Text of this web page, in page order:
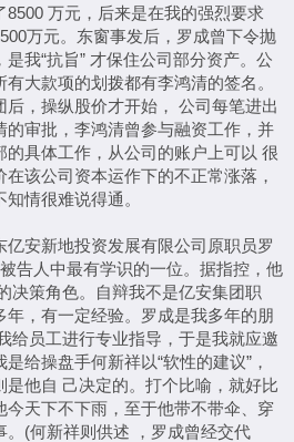
8500 万元，后来是在我的强烈要求
万元。东窗事发后，罗成曾下令抛
我“抗旨” 才保住公司部分资产。公
大款项的划拨都有李鸿清的签名。
后，操纵股价才开始， 公司每笔进出
的审批，李鸿清曾参与融资工作，并
的具体工作，从公司的账户上可以 很
该公司资本运作下的不正常涨落，
情很难说得通。
安新地投资发展有限公司原职员罗
告人中最有学识的一位。据指控，他
决策角色。自辩我不是亿安集团职
年，有一定经验。罗成是我多年的朋
给员工进行专业指导，于是我就应邀
给操盘手何新祥以“软性的建议”，
是他自 己决定的。打个比喻，就好比
今天下不下雨，至于他带不带伞、穿
。(何新祥则供述 ，罗成曾经交代